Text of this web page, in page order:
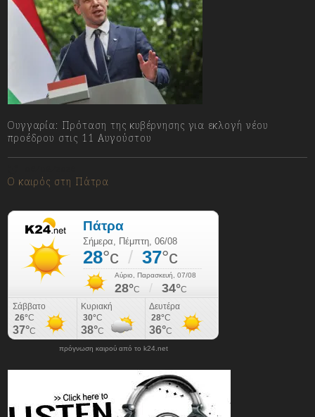
Ουγγαρία: Πρόταση της κυβέρνησης για εκλογή νέου
προέδρου στις 11 Αυγούστου
Ο καιρός στη Πάτρα
πρόγνωση καιρού από το k24.net